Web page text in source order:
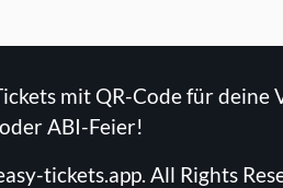
mit QR-Code für deine
ABI-Feier!
tickets.app. All Rights